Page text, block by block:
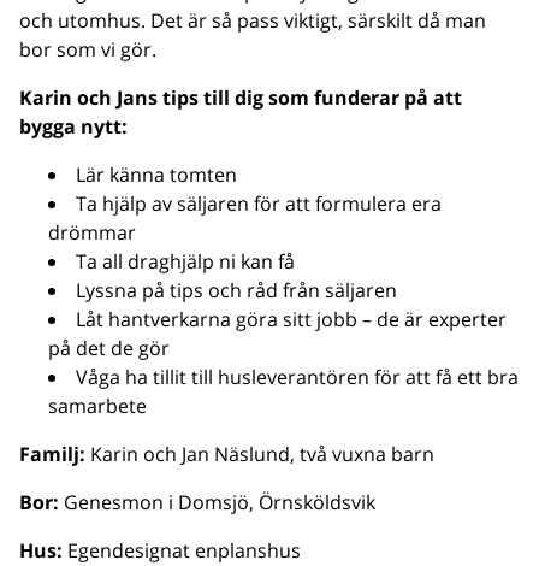
och utomhus. Det är så pass viktigt, särskilt då man
bor som vi gör.
Karin och Jans tips till dig som funderar på att
bygga nytt:
Lär känna tomten
Ta hjälp av säljaren för att formulera era
drömmar
Ta all draghjälp ni kan få
Lyssna på tips och råd från säljaren
Låt hantverkarna göra sitt jobb – de är experter
på det de gör
Våga ha tillit till husleverantören för att få ett bra
samarbete
Familj: Karin och Jan Näslund, två vuxna barn
Bor: Genesmon i Domsjö, Örnsköldsvik
Hus: Egendesignat enplanshus